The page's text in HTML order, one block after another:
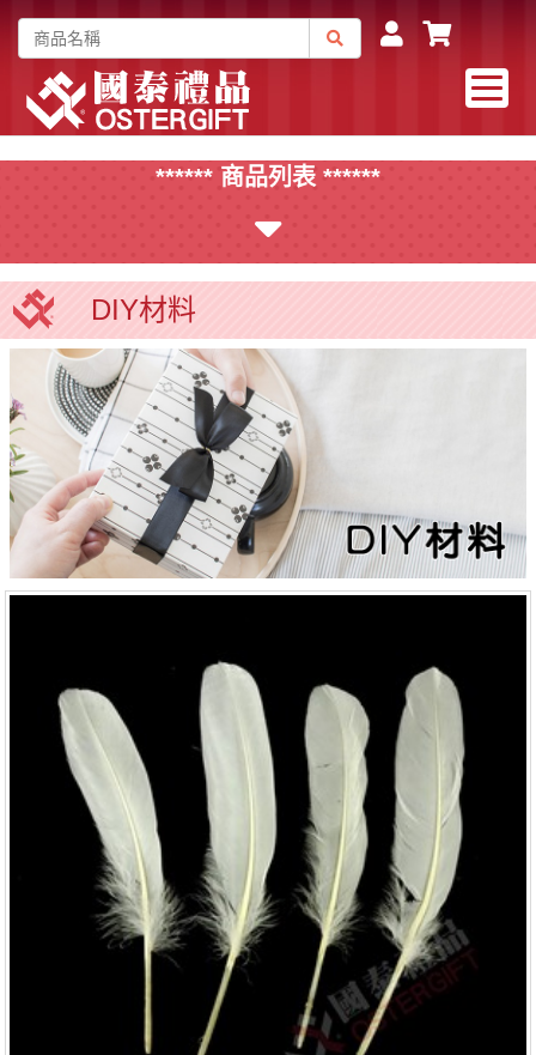
****** 商品列表 ******
DIY材料